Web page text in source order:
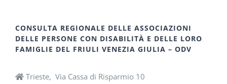
CONSULTA REGIONALE DELLE ASSOCIAZIONI
DELLE PERSONE CON DISABILITÀ E DELLE LORO
FAMIGLIE DEL FRIULI VENEZIA GIULIA – ODV
Trieste, Via Cassa di Risparmio 10